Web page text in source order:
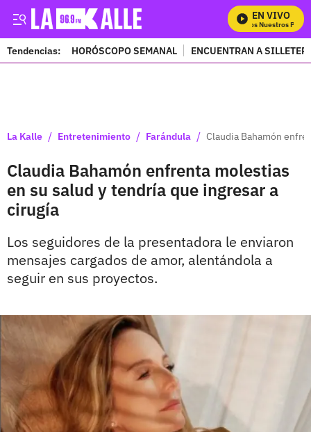
EN VIVO
Mira Todos Nuestros
Tendencias: HORÓSCOPO SEMANAL ENCUENTRAN A
La Kalle / Entretenimiento / Farándula / Claudia Bahamón
Claudia Bahamón enfrenta molestias
en su salud y tendría que ingresar a
cirugía
Los seguidores de la presentadora le enviaron
mensajes cargados de amor, alentándola a
seguir en sus proyectos.